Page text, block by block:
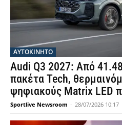
ΑΥΤΟΚΙΝΗΤΟ
Audi Q3 2027: Από
πακέτα Tech,
ψηφιακούς Matrix LED
Sportlive Newsroom - 28/07/2026 10:17